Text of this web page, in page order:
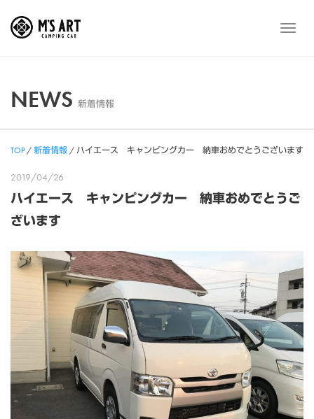
メ
NEWS 新着情報
TOP/新着情報 /ハイエース キャンピングカー 納車おめでとうございます
2019/04/26
ハイエース キャンピングカー 納車おめでとうご
ざいます